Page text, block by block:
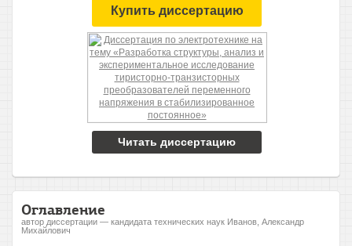
Купить диссертацию
Читать диссертацию
Оглавление
автор диссертации — кандидата технических наук Иванов, Александр
Михайлович